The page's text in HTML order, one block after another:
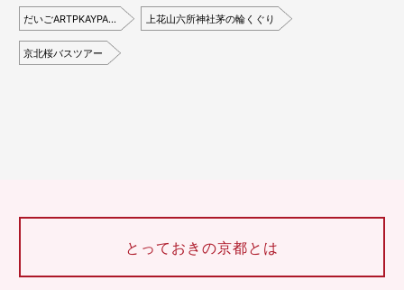
だいごARTPKAYPA… 上花山六所神社茅の輪くぐり
京北桜バスツアー
とっておきの京都とは